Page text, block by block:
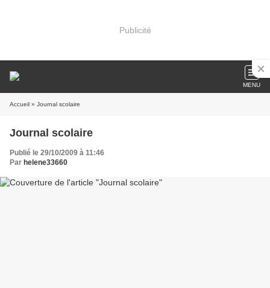
Publicité
MENU
Accueil » Journal scolaire
Journal scolaire
Publié le 29/10/2009 à 11:46
Par helene33660